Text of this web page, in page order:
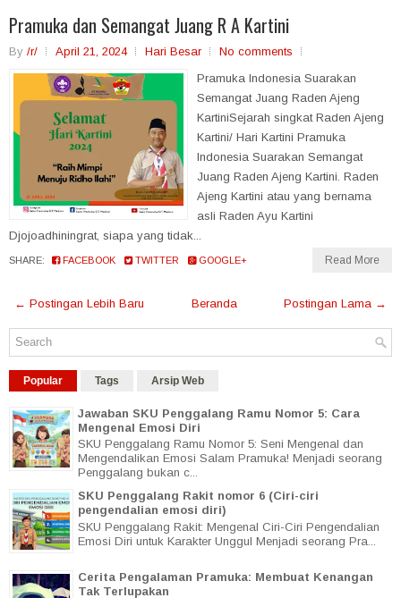
Pramuka dan Semangat Juang R A Kartini
By /r/ April 21, 2024 Hari Besar
No comments
Pramuka Indonesia Suarakan
Semangat Juang Raden Ajeng
KartiniSejarah singkat Raden Ajeng
Kartini/ Hari Kartini Pramuka
Indonesia Suarakan Semangat
Juang Raden Ajeng Kartini. Raden
Ajeng Kartini atau yang bernama
asli Raden Ayu Kartini
Djojoadhiningrat, siapa yang tidak...
SHARE: FACEBOOK TWITTER GOOGLE+ Read More
← Postingan Lebih Baru Postingan Lama →
Beranda
Popular Tags Arsip Web
Jawaban SKU Penggalang Ramu Nomor 5: Cara
Mengenal Emosi Diri
SKU Penggalang Ramu Nomor 5: Seni Mengenal dan
Mengendalikan Emosi Salam Pramuka! Menjadi seorang
Penggalang bukan c...
SKU Penggalang Rakit nomor 6 (Ciri-ciri
pengendalian emosi diri)
SKU Penggalang Rakit: Mengenal Ciri-Ciri Pengendalian
Emosi Diri untuk Karakter Unggul Menjadi seorang Pra...
Cerita Pengalaman Pramuka: Membuat Kenangan
Tak Terlupakan